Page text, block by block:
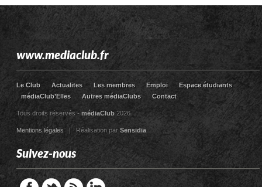
www.mediaclub.fr
Le Club Actualites Les membres Emploi
Espace étudiants
médiaClub’Elles
Autres médiaClubs Contact
Tous droits réservés -médiaClub 2026
Mentions légales| Réalisation parSensidia
Suivez-nous